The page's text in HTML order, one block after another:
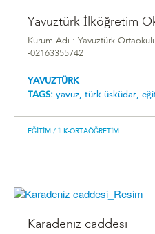
Yavuztürk İlköğretim
Kurum Adı : Yavuztürk
-02163355742
YAVUZTÜRK
TAGS: yavuz, türk üsküdar,
EĞITIM / İLK-ORTAÖĞRETIM
Karadeniz caddesi